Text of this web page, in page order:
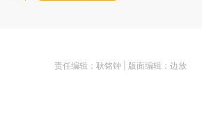
责任编辑：耿铭钟 | 版面编辑：边放